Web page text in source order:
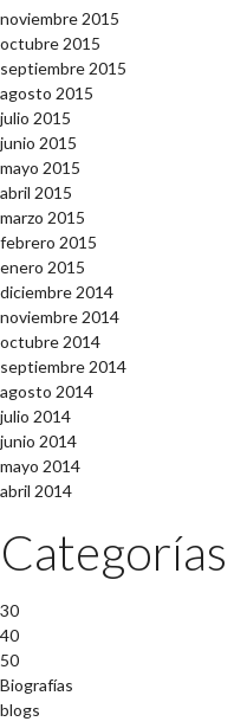
noviembre 2015
octubre 2015
septiembre 2015
agosto 2015
julio 2015
junio 2015
mayo 2015
abril 2015
marzo 2015
febrero 2015
enero 2015
diciembre 2014
noviembre 2014
octubre 2014
septiembre 2014
agosto 2014
julio 2014
junio 2014
mayo 2014
abril 2014
Categorías
30
40
50
Biografías
blogs